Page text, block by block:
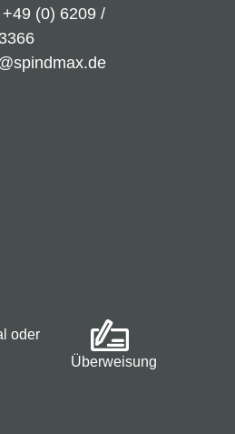
+49 (0) 6209 /
oder
Überweisung